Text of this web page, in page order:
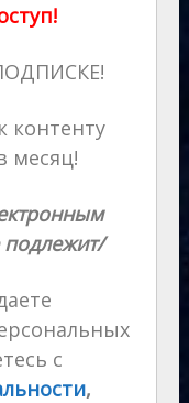
контенту
месяц!
подлежит/
с
,